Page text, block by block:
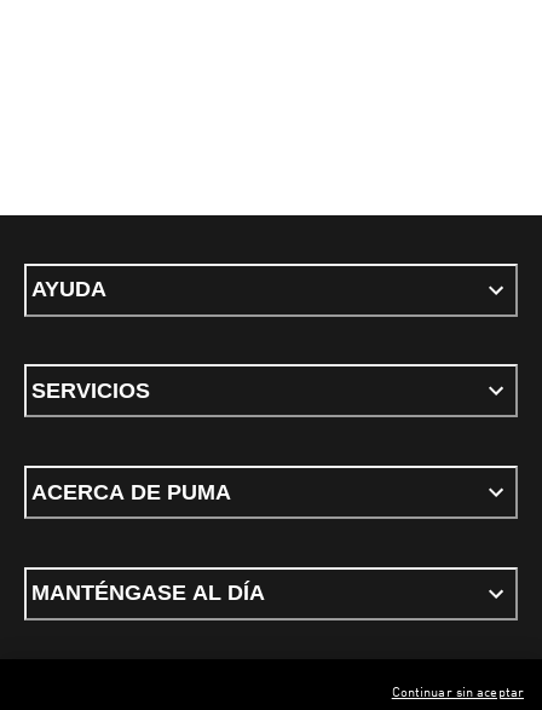
AYUDA
SERVICIOS
ACERCA DE PUMA
MANTÉNGASE AL DÍA
Continuar sin aceptar